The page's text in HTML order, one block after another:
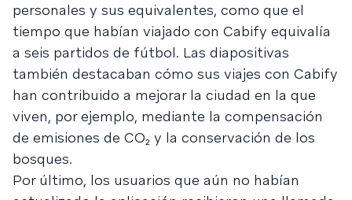
personales y sus equivalentes, como que el
tiempo que habían viajado con Cabify equivalía
a seis partidos de fútbol. Las diapositivas
también destacaban cómo sus viajes con Cabify
han contribuido a mejorar la ciudad en la que
viven, por ejemplo, mediante la compensación
de emisiones de CO₂ y la conservación de los
bosques.
Por último, los usuarios que aún no habían